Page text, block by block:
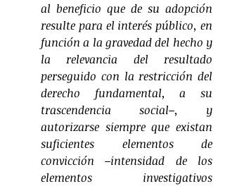
al beneficio que de su adopción
resulte para el interés público, en
función a la gravedad del hecho y
la relevancia del resultado
perseguido con la restricción del
derecho fundamental, a su
trascendencia social–, y
autorizarse siempre que existan
suficientes elementos de
convicción –intensidad de los
elementos investigativos